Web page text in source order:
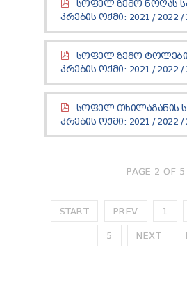
REPORT TO BE SUBMITTED TO
PARLIAMENT
REQUEST OF PUBLIC INFORMATION
PERSONAL DATA PROTECTION OFFICER
LEGAL DECISIONS
APPEAL RULES
ᲡᲝᲤᲔᲚ ᲖᲔᲛᲝ ᲜᲝᲦᲐᲡ
ᲙᲠᲔᲑᲘᲡ ᲝᲥᲛᲘ: 2021 /2022 /
ᲡᲝᲤᲔᲚ ᲖᲔᲛᲝ
ᲙᲠᲔᲑᲘᲡ ᲝᲥᲛᲘ: 2021 /2022 /
ᲡᲝᲤᲔᲚ ᲗᲮᲘᲚᲐᲒᲐᲜᲘᲡ
ᲙᲠᲔᲑᲘᲡ ᲝᲥᲛᲘ: 2021 /2022 /
PAGE 2 OF 5
START PREV 1
5 NEXT